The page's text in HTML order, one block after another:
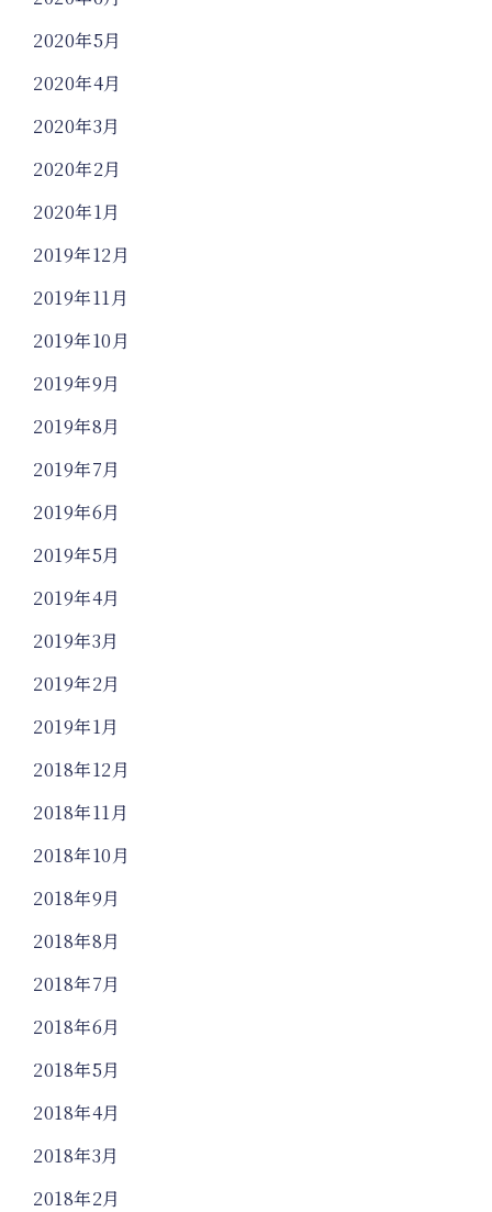
2020年5月
2020年4月
2020年3月
2020年2月
2020年1月
2019年12月
2019年11月
2019年10月
2019年9月
2019年8月
2019年7月
2019年6月
2019年5月
2019年4月
2019年3月
2019年2月
2019年1月
2018年12月
2018年11月
2018年10月
2018年9月
2018年8月
2018年7月
2018年6月
2018年5月
2018年4月
2018年3月
2018年2月